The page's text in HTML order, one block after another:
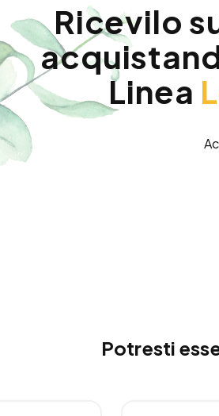
Ricevilo
Linea
Potresti